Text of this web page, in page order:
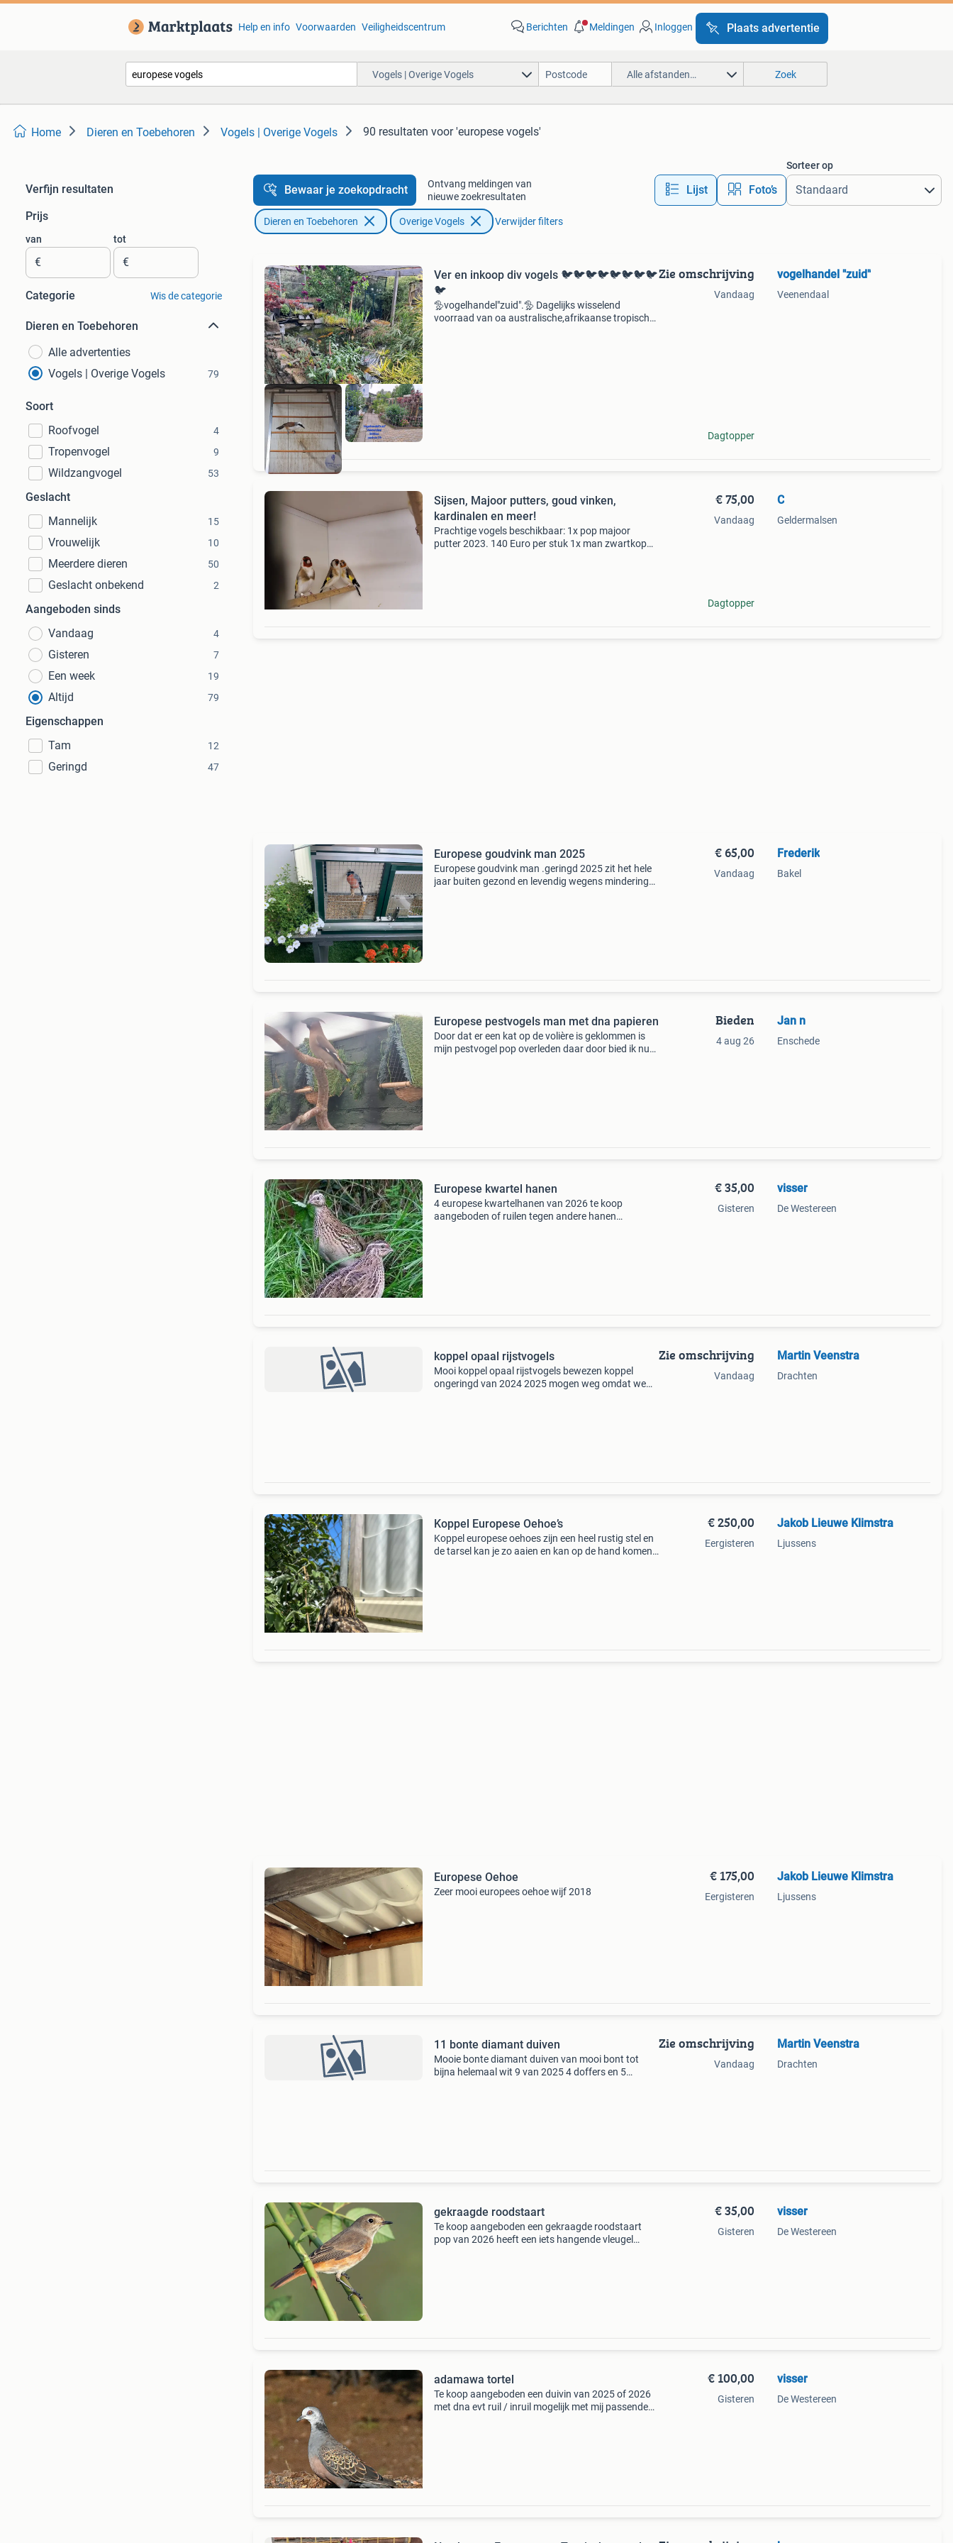
Help en info Voorwaarden Veiligheidscentrum Berichten Meldingen Inloggen Plaats advertentie
Vogels | Overige Vogels Alle afstanden… Zoek
Home Dieren en Toebehoren Vogels | Overige Vogels 90 resultaten voor 'europese vogels'
Verfijn resultaten
Prijs
van
€
tot
€
Categorie Wis de categorie
Dieren en Toebehoren
Alle advertenties
Vogels | Overige Vogels
79
Soort
Roofvogel
4
Tropenvogel 9
Wildzangvogel 53
Geslacht
Mannelijk
15
Vrouwelijk 10
Meerdere dieren 50
Geslacht onbekend 2
Aangeboden sinds
Vandaag
4
Gisteren 7
Een week 19
Altijd 79
Eigenschappen
Tam
12
Geringd 47
Bewaar je zoekopdracht
Ontvang meldingen van
nieuwe zoekresultaten
Lijst Foto’s
Sorteer op
Dieren en Toebehoren Overige Vogels Verwijder filters
Ver en inkoop div vogels 🐦🐦🐦🐦🐦🐦🐦🐦
🐦
🦤vogelhandel"zuid".🦤 Dagelijks wisselend
voorraad van oa australische,afrikaanse tropische
Zie omschrijving
Vandaag
Dagtopper
vogelhandel "zuid"
Veenendaal
Sijsen, Majoor putters, goud vinken,
kardinalen en meer!
Prachtige vogels beschikbaar: 1x pop majoor
putter 2023. 140 Euro per stuk 1x man zwartkop
€ 75,00
Vandaag
Dagtopper
C
Geldermalsen
Europese goudvink man 2025
Europese goudvink man .geringd 2025 zit het hele
jaar buiten gezond en levendig wegens mindering
€ 65,00
Vandaag
Frederik
Bakel
Europese pestvogels man met dna papieren
Door dat er een kat op de volière is geklommen is
mijn pestvogel pop overleden daar door bied ik nu
Bieden
4 aug 26
Jan n
Enschede
Europese kwartel hanen
4 europese kwartelhanen van 2026 te koop
aangeboden of ruilen tegen andere hanen
€ 35,00
Gisteren
visser
De Westereen
koppel opaal rijstvogels
Mooi koppel opaal rijstvogels bewezen koppel
ongeringd van 2024 2025 mogen weg omdat we
Zie omschrijving
Vandaag
Martin Veenstra
Drachten
Koppel Europese Oehoe’s
Koppel europese oehoes zijn een heel rustig stel en
de tarsel kan je zo aaien en kan op de hand komen
€ 250,00
Eergisteren
Jakob Lieuwe Klimstra
Ljussens
Europese Oehoe
Zeer mooi europees oehoe wijf 2018
€ 175,00
Eergisteren
Jakob Lieuwe Klimstra
Ljussens
11 bonte diamant duiven
Mooie bonte diamant duiven van mooi bont tot
bijna helemaal wit 9 van 2025 4 doffers en 5
Zie omschrijving
Vandaag
Martin Veenstra
Drachten
gekraagde roodstaart
Te koop aangeboden een gekraagde roodstaart
pop van 2026 heeft een iets hangende vleugel
€ 35,00
Gisteren
visser
De Westereen
adamawa tortel
Te koop aangeboden een duivin van 2025 of 2026
met dna evt ruil / inruil mogelijk met mij passende
€ 100,00
Gisteren
visser
De Westereen